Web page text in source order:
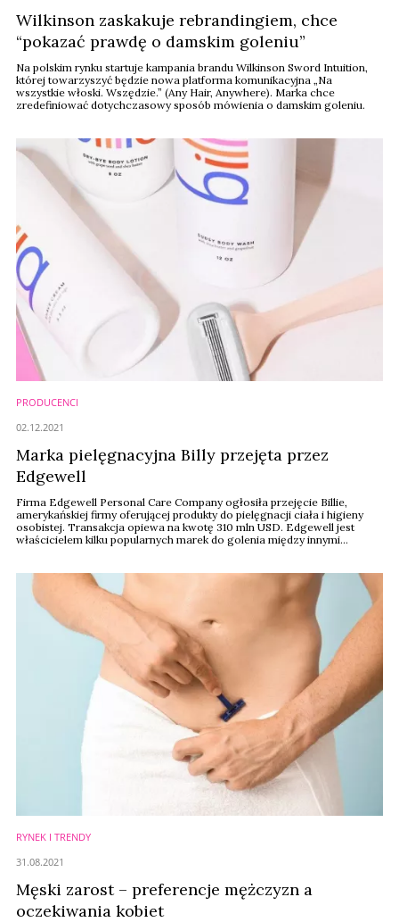
Wilkinson zaskakuje rebrandingiem, chce
“pokazać prawdę o damskim goleniu”
Na polskim rynku startuje kampania brandu Wilkinson Sword Intuition,
której towarzyszyć będzie nowa platforma komunikacyjna „Na
wszystkie włoski. Wszędzie.” (Any Hair, Anywhere). Marka chce
zredefiniować dotychczasowy sposób mówienia o damskim goleniu.
PRODUCENCI
Marka pielęgnacyjna Billy przejęta przez
Edgewell
Firma Edgewell Personal Care Company ogłosiła przejęcie Billie,
amerykańskiej firmy oferującej produkty do pielęgnacji ciała i higieny
osobistej. Transakcja opiewa na kwotę 310 mln USD. Edgewell jest
właścicielem kilku popularnych marek do golenia między innymi
02.12.2021
RYNEK I TRENDY
Męski zarost – preferencje mężczyzn a
oczekiwania kobiet
31.08.2021